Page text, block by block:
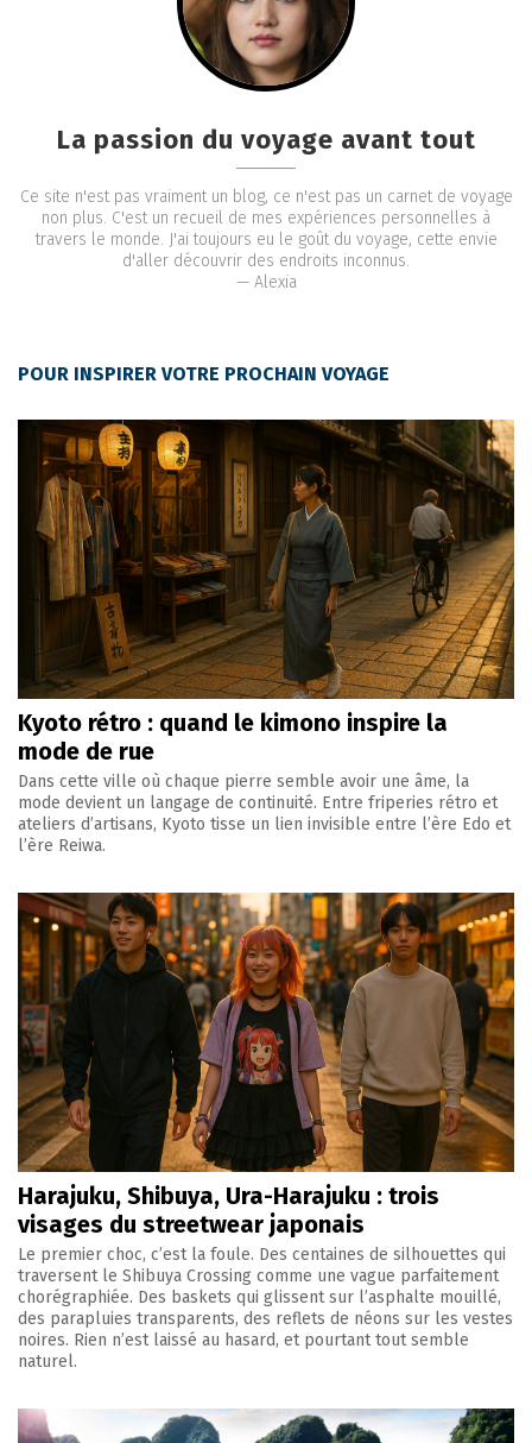
La passion du voyage avant tout
Ce site n'est pas vraiment un blog, ce n'est pas un carnet de voyage
non plus. C'est un recueil de mes expériences personnelles à
travers le monde. J'ai toujours eu le goût du voyage, cette envie
d'aller découvrir des endroits inconnus.
— Alexia
POUR INSPIRER VOTRE PROCHAIN VOYAGE
Kyoto rétro : quand le kimono inspire la
mode de rue
Dans cette ville où chaque pierre semble avoir une âme, la
mode devient un langage de continuité. Entre friperies rétro et
ateliers d’artisans, Kyoto tisse un lien invisible entre l’ère Edo et
l’ère Reiwa.
Harajuku, Shibuya, Ura-Harajuku : trois
visages du streetwear japonais
Le premier choc, c’est la foule. Des centaines de silhouettes qui
traversent le Shibuya Crossing comme une vague parfaitement
chorégraphiée. Des baskets qui glissent sur l’asphalte mouillé,
des parapluies transparents, des reflets de néons sur les vestes
noires. Rien n’est laissé au hasard, et pourtant tout semble
naturel.